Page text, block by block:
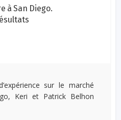
à San Diego.
sur le marché
Keri et Patrick Belhon